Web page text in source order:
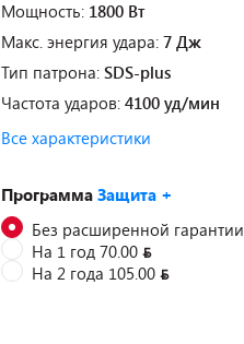
Мощность: 1800 Вт
Макс. энергия удара: 7 Дж
Тип патрона: SDS-plus
Частота ударов: 4100 уд/мин
Все характеристики
Программа Защита +
Без расширенной гарантии
На 1 год 70.00
На 2 года 105.00